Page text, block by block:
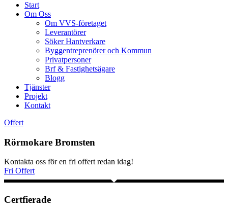
Start
Om Oss
Om VVS-företaget
Leverantörer
Söker Hantverkare
Byggentreprenörer och Kommun
Privatpersoner
Brf & Fastighetsägare
Blogg
Tjänster
Projekt
Kontakt
Offert
Rörmokare Bromsten
Kontakta oss för en fri offert redan idag!
Fri Offert
Certfierade